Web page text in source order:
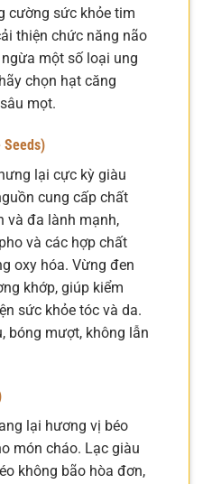
cường sức khỏe tim
thiện chức năng não
một số loại ung
chọn hạt căng
mọt.
Seeds)
lại cực kỳ giàu
cung cấp chất
và đa lành mạnh,
và các hợp chất
oxy hóa. Vừng đen
khớp, giúp kiểm
sức khỏe tóc và da.
bóng mượt, không lẫn
lại hương vị béo
món cháo. Lạc giàu
không bão hòa đơn,